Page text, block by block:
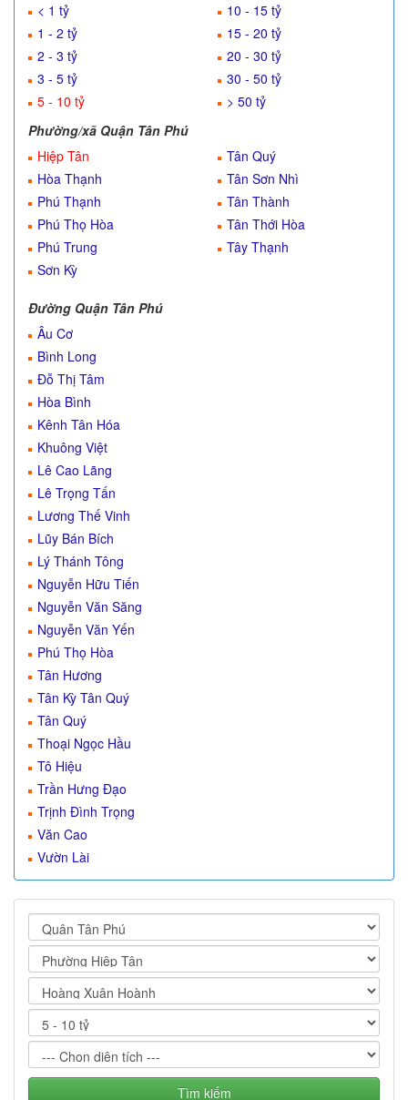
< 1 tỷ
1 - 2 tỷ
2 - 3 tỷ
3 - 5 tỷ
5 - 10 tỷ
10 - 15 tỷ
15 - 20 tỷ
20 - 30 tỷ
30 - 50 tỷ
> 50 tỷ
Phường/xã Quận Tân Phú
Hiệp Tân
Hòa Thạnh
Phú Thạnh
Phú Thọ Hòa
Phú Trung
Sơn Kỳ
Tân Quý
Tân Sơn Nhì
Tân Thành
Tân Thới Hòa
Tây Thạnh
Đường Quận Tân Phú
Âu Cơ
Bình Long
Đỗ Thị Tâm
Hòa Bình
Kênh Tân Hóa
Khuông Việt
Lê Cao Lãng
Lê Trọng Tấn
Lương Thế Vinh
Lũy Bán Bích
Lý Thánh Tông
Nguyễn Hữu Tiến
Nguyễn Văn Săng
Nguyễn Văn Yến
Phú Thọ Hòa
Tân Hương
Tân Kỳ Tân Quý
Tân Quý
Thoại Ngọc Hầu
Tô Hiệu
Trần Hưng Đạo
Trịnh Đình Trọng
Văn Cao
Vườn Lài
Tìm kiếm